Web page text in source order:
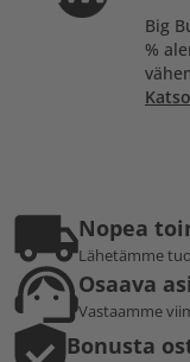
Big
%
Nopea
Lähetämme
Osaava
Vastaamme
Bonusta